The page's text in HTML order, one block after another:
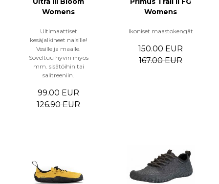
Womens
Ultimaattiset
kesäjalkineet naisille!
Vesille ja maalle.
Soveltuu hyvin myös
mm. sisätöihin tai
salitreeniin.
99.00 EUR
126.90 EUR
Womens
Ikoniset maastokengät
150.00 EUR
167.00 EUR